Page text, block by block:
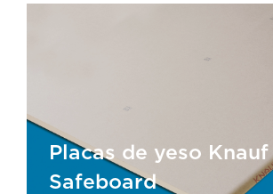
Placas de yeso Knauf
Safeboard